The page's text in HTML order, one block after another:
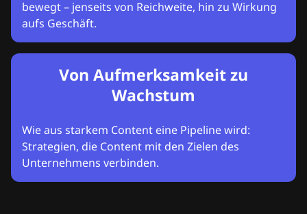
bewegt – jenseits von Reichweite, hin zu Wirkung
aufs Geschäft.
Von Aufmerksamkeit zu
Wachstum
Wie aus starkem Content eine Pipeline wird:
Strategien, die Content mit den Zielen des
Unternehmens verbinden.